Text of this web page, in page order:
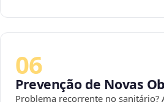
06
Prevenção de Novas
Problema recorrente no sanitário?